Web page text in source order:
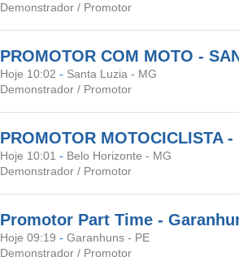
Demonstrador / Promotor
PROMOTOR COM MOTO -
Hoje 10:02 - Santa Luzia - MG
Demonstrador / Promotor
PROMOTOR MOTOCICLISTA
Hoje 10:01 - Belo Horizonte - MG
Demonstrador / Promotor
Promotor Part Time -
Hoje 09:19 - Garanhuns - PE
Demonstrador / Promotor